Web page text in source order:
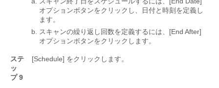
オプションボタンをクリックし、日付と時刻を定義し
ます。
スキャンの繰り返し回数を定義するには、[End After]
オプションボタンをクリックします。
ステ
ッ
プ 9
[Schedule] をクリックします。